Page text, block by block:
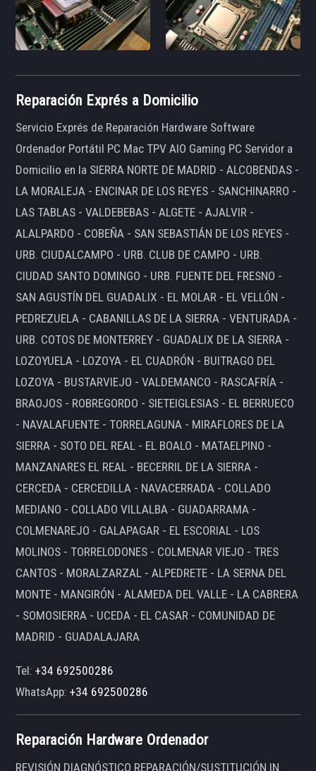
Reparación Exprés a Domicilio
Servicio Exprés de Reparación Hardware Software
Ordenador Portátil PC Mac TPV AIO Gaming PC Servidor a
Domicilio en la SIERRA NORTE DE MADRID - ALCOBENDAS -
LA MORALEJA - ENCINAR DE LOS REYES - SANCHINARRO -
LAS TABLAS - VALDEBEBAS - ALGETE - AJALVIR -
ALALPARDO - COBEÑA - SAN SEBASTIÁN DE LOS REYES -
URB. CIUDALCAMPO - URB. CLUB DE CAMPO - URB.
CIUDAD SANTO DOMINGO - URB. FUENTE DEL FRESNO -
SAN AGUSTÍN DEL GUADALIX - EL MOLAR - EL VELLÓN -
PEDREZUELA - CABANILLAS DE LA SIERRA - VENTURADA -
URB. COTOS DE MONTERREY - GUADALIX DE LA SIERRA -
LOZOYUELA - LOZOYA - EL CUADRÓN - BUITRAGO DEL
LOZOYA - BUSTARVIEJO - VALDEMANCO - RASCAFRÍA -
BRAOJOS - ROBREGORDO - SIETEIGLESIAS - EL BERRUECO
- NAVALAFUENTE - TORRELAGUNA - MIRAFLORES DE LA
SIERRA - SOTO DEL REAL - EL BOALO - MATAELPINO -
MANZANARES EL REAL - BECERRIL DE LA SIERRA -
CERCEDA - CERCEDILLA - NAVACERRADA - COLLADO
MEDIANO - COLLADO VILLALBA - GUADARRAMA -
COLMENAREJO - GALAPAGAR - EL ESCORIAL - LOS
MOLINOS - TORRELODONES - COLMENAR VIEJO - TRES
CANTOS - MORALZARZAL - ALPEDRETE - LA SERNA DEL
MONTE - MANGIRÓN - ALAMEDA DEL VALLE - LA CABRERA
- SOMOSIERRA - UCEDA - EL CASAR - COMUNIDAD DE
MADRID - GUADALAJARA
Tel:+34 692500286
WhatsApp:+34 692500286
Reparación Hardware Ordenador
REVISIÓN DIAGNÓSTICO REPARACIÓN/SUSTITUCIÓN IN